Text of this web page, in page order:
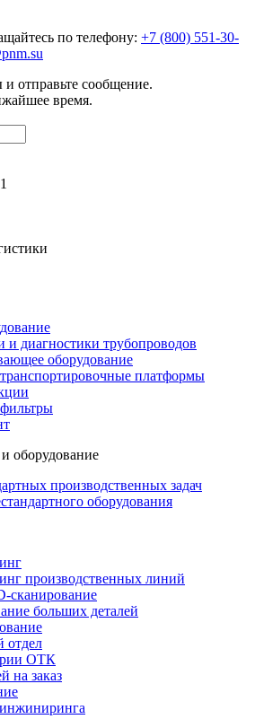
по телефону: +7 (800) 551-30-
отправьте сообщение.
время.
и диагностики трубопроводов
оборудование
платформы
оборудование
производственных задач
оборудования
производственных линий
сканирование
больших деталей
отдел
ОТК
на заказ